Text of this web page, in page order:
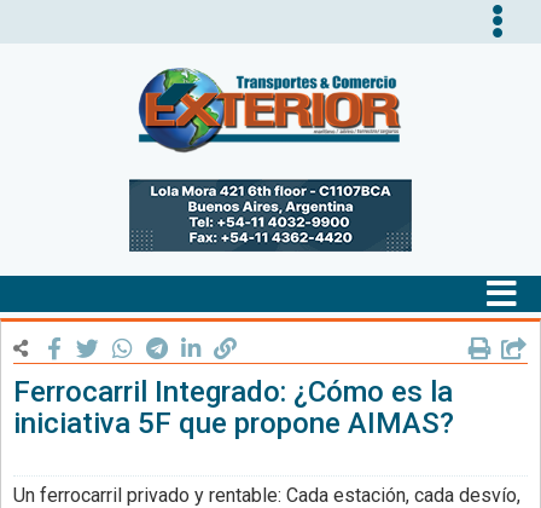
Ferrocarril Integrado: ¿Cómo es la
iniciativa 5F que propone AIMAS?
Un ferrocarril privado y rentable: Cada estación, cada desvío,